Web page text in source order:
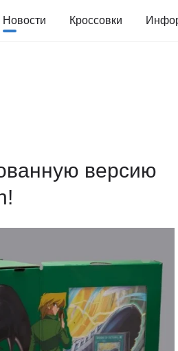
Новости Кроссовки
версию